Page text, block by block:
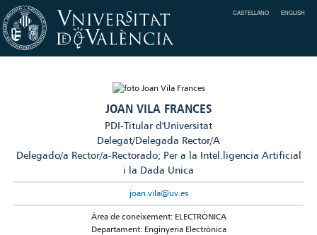
CASTELLANO ENGLISH
JOAN VILA FRANCES
PDI-Titular d'Universitat
Delegat/Delegada Rector/A
Delegado/a Rector/a-Rectorado; Per a la Intel.ligencia Artificial
i la Dada Unica
joan.vila@uv.es
Àrea de coneixement: ELECTRÒNICA
Departament: Enginyeria Electrònica